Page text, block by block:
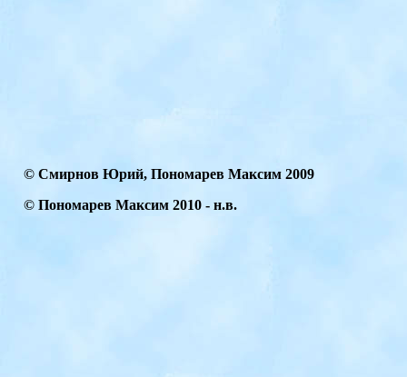
© Смирнов Юрий, Пономарев Максим 2009
© Пономарев Максим 2010 - н.в.